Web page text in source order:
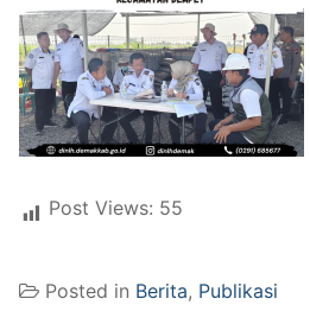
Post Views: 55
Posted in Berita, Publikasi